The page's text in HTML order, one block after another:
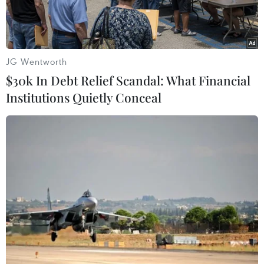
(Ảnh: Thanh Tùng/TTXVN)
Ngày 20/4, Sở Giáo dục và Đào tạo Hà Nội có
công văn số 1269/SGDĐT-CTTT-KHCN gửi Phòng
JG Wentworth
$30k In Debt Relief Scandal: What Financial
Institutions Quietly Conceal